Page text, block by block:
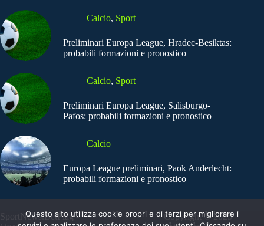
Calcio, Sport
Preliminari Europa League, Hradec-Besiktas:
probabili formazioni e pronostico
Calcio, Sport
Preliminari Europa League, Salisburgo-
Pafos: probabili formazioni e pronostico
Calcio
Europa League preliminari, Paok Anderlecht:
probabili formazioni e pronostico
SportNews.BetFlag -
Copyright © 2025
Questo sito utilizza cookie propri e di terzi per migliorare i